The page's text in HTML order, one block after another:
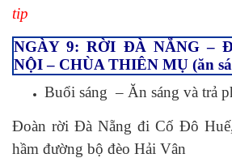
tip
NGÀY 9: RỜI ĐÀ NẴNG –
NỘI – CHÙA THIÊN MỤ (ăn
Buổi sáng – Ăn sáng và trả
Đoàn rời Đà Nẵng đi Cố Đô
hầm đường bộ đèo Hải Vân